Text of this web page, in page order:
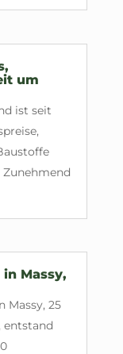
um
ist seit
Massy,
Massy, 25
entstand